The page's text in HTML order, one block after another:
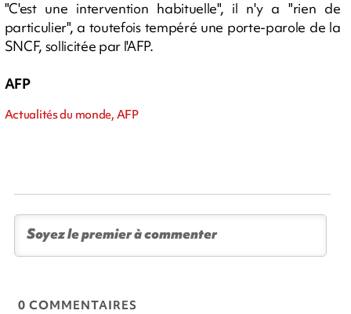
"C'est une intervention habituelle", il n'y a "rien de
particulier", a toutefois tempéré une porte-parole de la
SNCF, sollicitée par l'AFP.
AFP
Actualités du monde, AFP
0 COMMENTAIRES